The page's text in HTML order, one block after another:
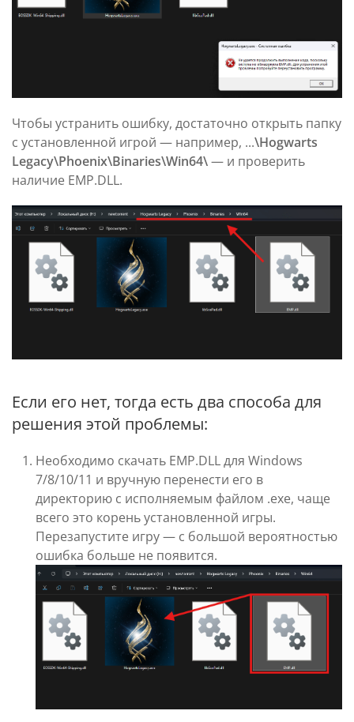
Чтобы устранить ошибку, достаточно открыть папку
с установленной игрой — например, ...\Hogwarts
Legacy\Phoenix\Binaries\Win64\— и проверить
наличие EMP.DLL.
Если его нет, тогда есть два способа для
решения этой проблемы:
Необходимо скачать EMP.DLL для Windows
7/8/10/11 и вручную перенести его в
директорию с исполняемым файлом .exe, чаще
всего это корень установленной игры.
Перезапустите игру — с большой вероятностью
ошибка больше не появится.